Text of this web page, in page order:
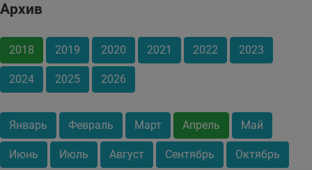
Архив
2018 2019 2020 2021 2022 2023
2024 2025 2026
Январь Февраль Март Апрель Май
Июнь Июль Август Сентябрь Октябрь